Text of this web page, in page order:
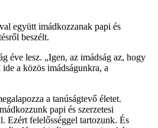
együtt imádkozzanak papi és
beszélt.
éve lesz. „Igen, az imádság az, hogy
a közös imádságunkra, a
a tanúságtevő életet.
papi és szerzetesi
Ezért felelősséggel tartozunk. És